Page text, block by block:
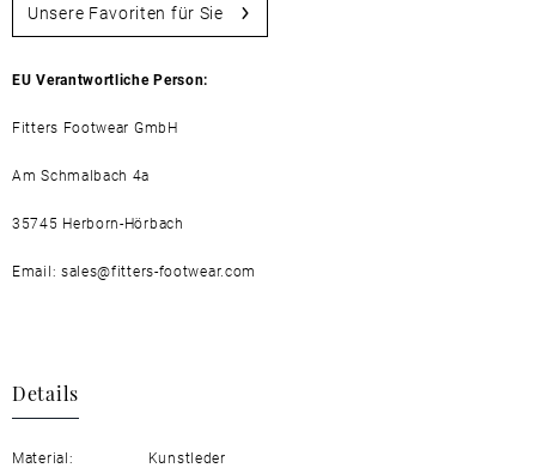
Unsere Favoriten für Sie
EU Verantwortliche Person:
Fitters Footwear GmbH
Am Schmalbach 4a
35745 Herborn-Hörbach
Email: sales@fitters-footwear.com
Details
Material:
Kunstleder